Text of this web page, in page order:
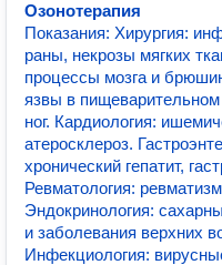
Озонотерапия
Показания: Хирургия:
раны, некрозы мягких
процессы мозга и
язвы в
ног. Кардиология:
атеросклероз.
хронический гепатит,
Ревматология:
Эндокринология:
и заболевания верхних
Инфекциология: